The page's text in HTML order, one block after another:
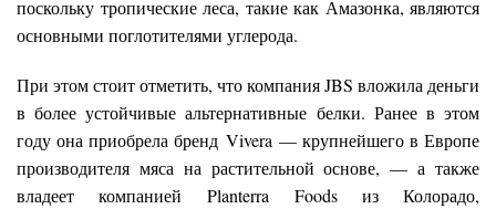
поскольку тропические леса, такие как Амазонка, являются
основными поглотителями углерода.
При этом стоит отметить, что компания JBS вложила деньги
в более устойчивые альтернативные белки. Ранее в этом
году она приобрела бренд Vivera — крупнейшего в Европе
производителя мяса на растительной основе, — а также
владеет компанией Planterra Foods из Колорадо,